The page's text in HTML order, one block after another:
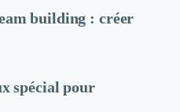
building : créer
spécial pour